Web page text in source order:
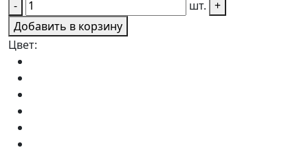
-
шт. +
Добавить в корзину
Цвет: